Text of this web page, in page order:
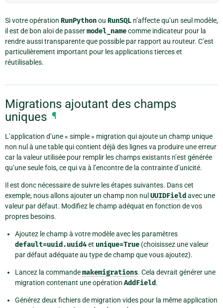
Si votre opération RunPythonou RunSQL n’affecte qu’un seul modèle,
il est de bon aloi de passermodel_namecomme indicateur pour la
rendre aussi transparente que possible par rapport au routeur. C’est
particulièrement important pour les applications tierces et
réutilisables.
Migrations ajoutant des champs
uniques ¶
L’application d’une « simple » migration qui ajoute un champ unique
non nul à une table qui contient déjà des lignes va produire une erreur
car la valeur utilisée pour remplir les champs existants n’est générée
qu’une seule fois, ce qui va à l’encontre de la contrainte d’unicité.
Il est donc nécessaire de suivre les étapes suivantes. Dans cet
exemple, nous allons ajouter un champ non nul UUIDField avec une
valeur par défaut. Modifiez le champ adéquat en fonction de vos
propres besoins.
Ajoutez le champ à votre modèle avec les paramètres
default=uuid.uuid4et unique=True (choisissez une valeur
par défaut adéquate au type de champ que vous ajoutez).
Lancez la commandemakemigrations. Cela devrait générer une
migration contenant une opération AddField.
Générez deux fichiers de migration vides pour la même application